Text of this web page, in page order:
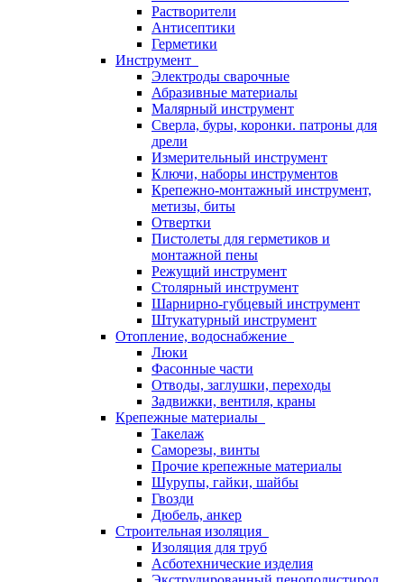
Растворители
Антисептики
Герметики
Инструмент
Электроды сварочные
Абразивные материалы
Малярный инструмент
Сверла, буры, коронки. патроны для
дрели
Измерительный инструмент
Ключи, наборы инструментов
Крепежно-монтажный инструмент,
метизы, биты
Отвертки
Пистолеты для герметиков и
монтажной пены
Режущий инструмент
Столярный инструмент
Шарнирно-губцевый инструмент
Штукатурный инструмент
Отопление, водоснабжение
Люки
Фасонные части
Отводы, заглушки, переходы
Задвижки, вентиля, краны
Крепежные материалы
Такелаж
Саморезы, винты
Прочие крепежные материалы
Шурупы, гайки, шайбы
Гвозди
Дюбель, анкер
Строительная изоляция
Изоляция для труб
Асботехнические изделия